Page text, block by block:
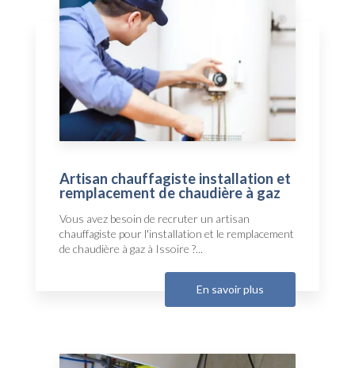
Artisan chauffagiste installation et
remplacement de chaudière à gaz
Vous avez besoin de recruter un artisan
chauffagiste pour l'installation et le remplacement
de chaudière à gaz à Issoire ?...
En savoir plus